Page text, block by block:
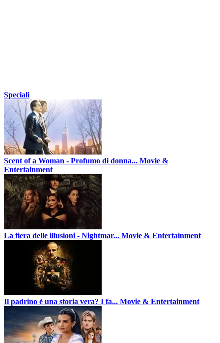
Speciali
Scent of a Woman - Profumo di donna... Movie &
Entertainment
La fiera delle illusioni - Nightmar... Movie & Entertainment
Il padrino è una storia vera? I fa... Movie & Entertainment